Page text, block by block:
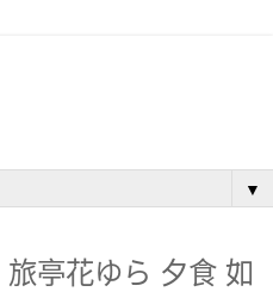
▼
亭花ゆら 夕食 如